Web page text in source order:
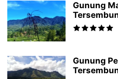
Gunung
Gunung